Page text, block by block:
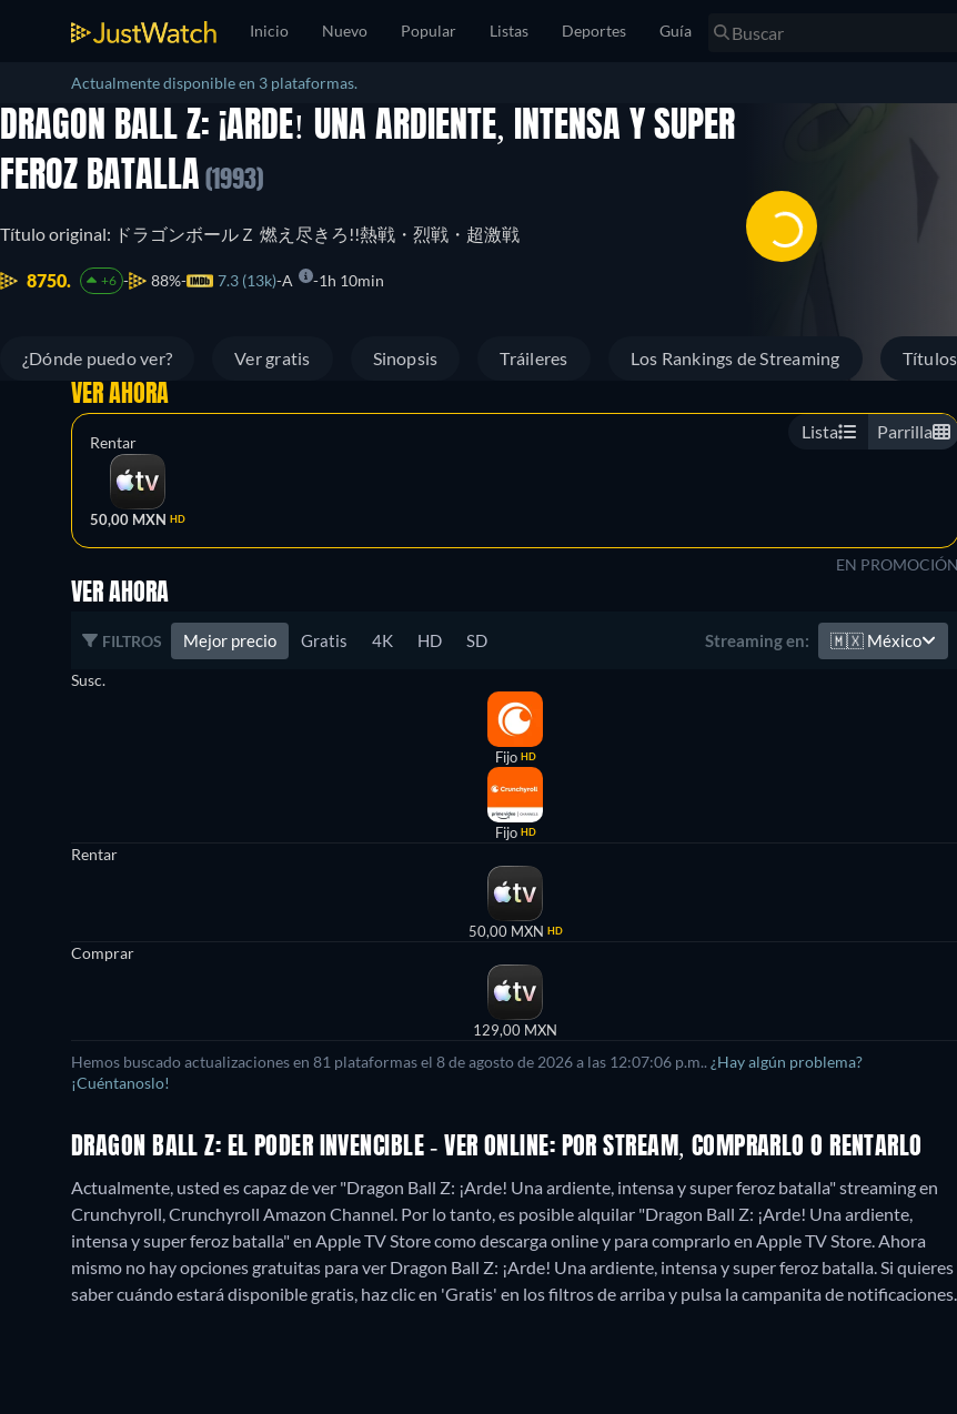
Inicio Nuevo Popular Listas Deportes Guía
Actualmente disponible en 3 plataformas.
DRAGON BALL Z: ¡ARDE! UNA ARDIENTE, INTENSA Y SUPER
FEROZ BATALLA (1993)
Título original: ドラゴンボールＺ 燃え尽きろ!!熱戦・烈戦・超激戦
8750. +6 88% 7.3 (13k) A 1h 10min
¿Dónde puedo ver? Ver gratis Sinopsis Tráileres Los Rankings de Streaming
Lista Parrilla
VER AHORA
Rentar
50,00 MXN HD
EN PROMOCIÓN
VER AHORA
FILTROS Mejor precio Gratis 4K HD SD Streaming en: 🇲🇽 México
Susc.
Fijo HD
Fijo HD
Rentar
50,00 MXN HD
Comprar
129,00 MXN
Hemos buscado actualizaciones en 81 plataformas el 8 de agosto de 2026a las 12:07:06 p.m.. ¿Hay algún problema?
¡Cuéntanoslo!
DRAGON BALL Z: EL PODER INVENCIBLE - VER ONLINE: POR STREAM, COMPRARLO O RENTARLO
Actualmente, usted es capaz de ver "Dragon Ball Z: ¡Arde! Una ardiente, intensa y super feroz batalla" streaming en
Crunchyroll, Crunchyroll Amazon Channel. Por lo tanto, es posible alquilar "Dragon Ball Z: ¡Arde! Una ardiente,
intensa y super feroz batalla" en Apple TV Store como descarga online y para comprarlo en Apple TV Store.Ahora
mismo no hay opciones gratuitas para ver Dragon Ball Z: ¡Arde! Una ardiente, intensa y super feroz batalla. Si quieres
saber cuándo estará disponible gratis, haz clic en 'Gratis' en los filtros de arriba y pulsa la campanita de notificaciones.